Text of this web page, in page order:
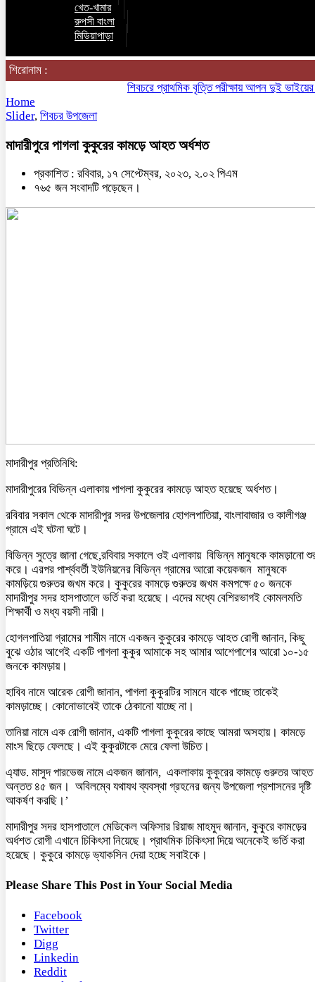
খেত-খামার
রুপসী বাংলা
মিডিয়াপাড়া
শিরোনাম :
শিবচরে প্রাথমিক বৃত্তি পরীক্ষায় আপন দুই ভাইয়ের অনন্য
Home
Slider, শিবচর উপজেলা
মাদারীপুরে পাগলা কুকুরের কামড়ে আহত অর্ধশত
প্রকাশিত : রবিবার, ১৭ সেপ্টেম্বর, ২০২৩, ২.০২ পিএম
৭৬৫ জন সংবাদটি পড়েছেন।
মাদারীপুর প্রতিনিধি:
মাদারীপুরের বিভিন্ন এলাকায় পাগলা কুকুরের কামড়ে আহত হয়েছে অর্ধশত।
রবিবার সকাল থেকে মাদারীপুর সদর উপজেলার হোগলপাতিয়া, বাংলাবাজার ও কালীগঞ্জ
গ্রামে এই ঘটনা ঘটে।
বিভিন্ন সুত্রে জানা গেছে,রবিবার সকালে ওই এলাকায় বিভিন্ন মানুষকে কামড়ানো
করে। এরপর পার্শ্ববর্তী ইউনিয়নের বিভিন্ন গ্রামের আরো কয়েকজন মানুষকে
কামড়িয়ে গুরুতর জখম করে। কুকুরের কামড়ে গুরুতর জখম কমপক্ষে ৫০ জনকে
মাদারীপুর সদর হাসপাতালে ভর্তি করা হয়েছে। এদের মধ্যে বেশিরভাগই কোমলমতি
শিক্ষার্থী ও মধ্য বয়সী নারী।
হোগলপাতিয়া গ্রামের শামীম নামে একজন কুকুরের কামড়ে আহত রোগী জানান, কিছু
বুঝে ওঠার আগেই একটি পাগলা কুকুর আমাকে সহ আমার আশেপাশের আরো ১০-১৫
জনকে কামড়ায়।
হাবিব নামে আরেক রোগী জানান, পাগলা কুকুরটির সামনে যাকে পাচ্ছে তাকেই
কামড়াচ্ছে। কোনোভাবেই তাকে ঠেকানো যাচ্ছে না।
তানিয়া নামে এক রোগী জানান, একটি পাগলা কুকুরের কাছে আমরা অসহায়। কামড়ে
মাংস ছিড়ে ফেলছে। এই কুকুরটাকে মেরে ফেলা উচিত।
এ্যাড. মাসুদ পারভেজ নামে একজন জানান, একলাকায় কুকুরের কামড়ে গুরুতর আহত
অন্তত ৪৫ জন। অবিলম্বে যথাযথ ব্যবস্থা গ্রহনের জন্য উপজেলা প্রশাসনের দৃষ্টি
আকর্ষণ করছি।’
মাদারীপুর সদর হাসপাতালে মেডিকেল অফিসার রিয়াজ মাহমুদ জানান, কুকুরে কামড়ের
অর্ধশত রোগী এখানে চিকিৎসা নিয়েছে। প্রাথমিক চিকিৎসা দিয়ে অনেকেই ভর্তি করা
হয়েছে। কুকুরে কামড়ে ভ্যাকসিন দেয়া হচ্ছে সবাইকে।
Please Share This Post in Your Social Media
Facebook
Twitter
Digg
Linkedin
Reddit